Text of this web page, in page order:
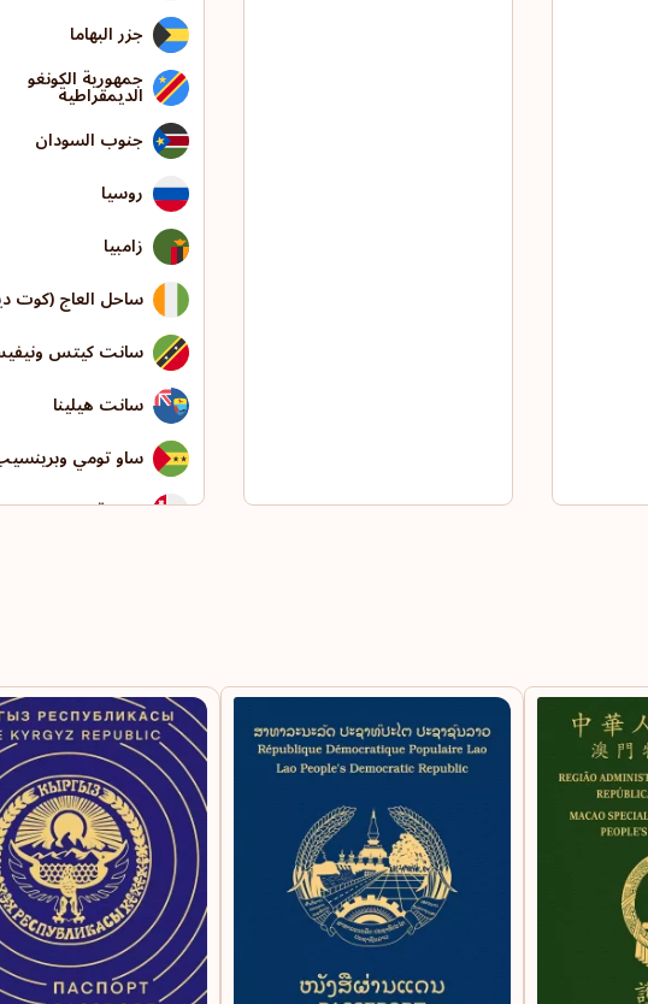
جزر البهاما
جمهورية الكونغو
الديمقراطية
جنوب السودان
روسيا
زامبيا
ساحل العاج (كوت
سانت كيتس
سانت هيلينا
ساو تومي
سلطنة عمان
غيانا
غينيا
غينيا الاستوائية
فانواتو
فيتنام
قطر